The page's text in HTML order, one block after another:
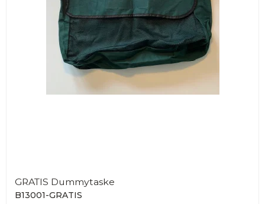
GRATIS Dummytaske
B13001-GRATIS